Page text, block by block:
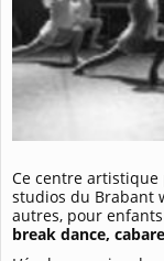
Ce centre artistique
studios du Brabant
autres, pour
break dance,